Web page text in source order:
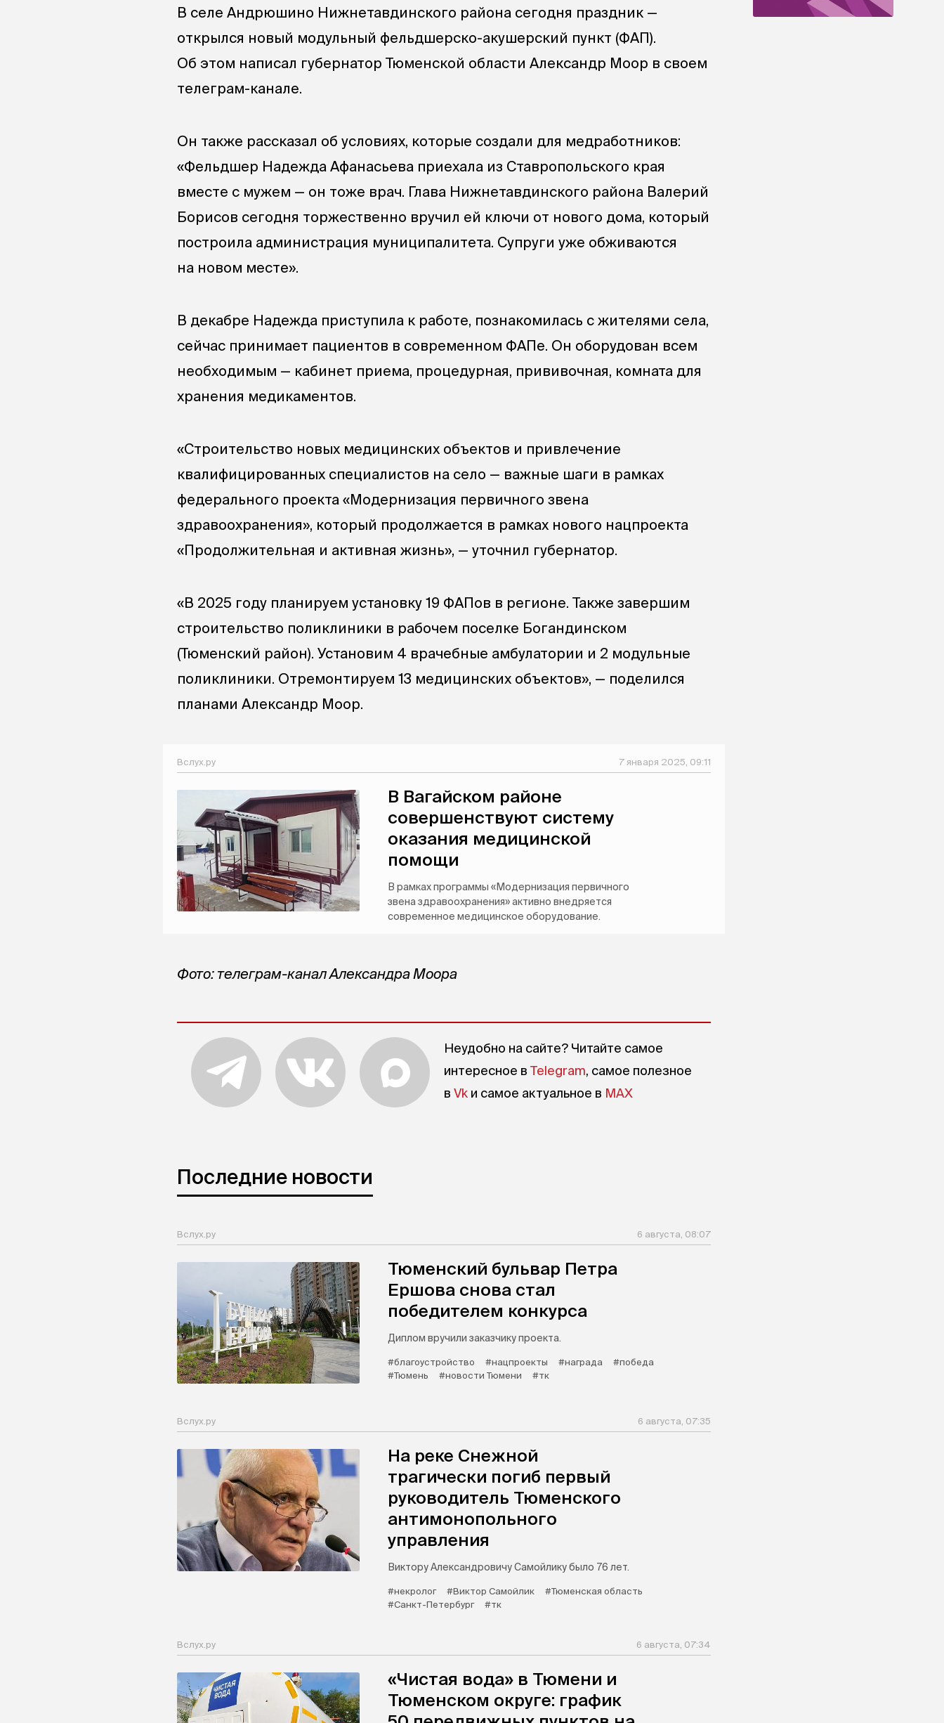
В селе Андрюшино Нижнетавдинского района сегодня праздник —
открылся новый модульный фельдшерско-акушерский пункт (ФАП).
Об этом написал губернатор Тюменской области Александр Моор в своем
телеграм-канале.
Он также рассказал об условиях, которые создали для медработников:
«Фельдшер Надежда Афанасьева приехала из Ставропольского края
вместе с мужем — он тоже врач. Глава Нижнетавдинского района Валерий
Борисов сегодня торжественно вручил ей ключи от нового дома, который
построила администрация муниципалитета. Супруги уже обживаются
на новом месте».
В декабре Надежда приступила к работе, познакомилась с жителями села,
сейчас принимает пациентов в современном ФАПе. Он оборудован всем
необходимым — кабинет приема, процедурная, прививочная, комната для
хранения медикаментов.
«Строительство новых медицинских объектов и привлечение
квалифицированных специалистов на село — важные шаги в рамках
федерального проекта «Модернизация первичного звена
здравоохранения», который продолжается в рамках нового нацпроекта
«Продолжительная и активная жизнь», — уточнил губернатор.
«В 2025 году планируем установку 19 ФАПов в регионе. Также завершим
строительство поликлиники в рабочем поселке Богандинском
(Тюменский район). Установим 4 врачебные амбулатории и 2 модульные
поликлиники. Отремонтируем 13 медицинских объектов», — поделился
планами Александр Моор.
Вслух.ру 7 января 2025, 09:11
В Вагайском районе
совершенствуют систему
оказания медицинской
помощи
В рамках программы «Модернизация первичного
звена здравоохранения» активно внедряется
современное медицинское оборудование.
Фото: телеграм-канал Александра Моора
Неудобно на сайте? Читайте самое
интересное в Telegram, самое полезное
в Vk и самое актуальное в MAX
Последние новости
Вслух.ру 6 августа, 08:07
Тюменский бульвар Петра
Ершова снова стал
победителем конкурса
Диплом вручили заказчику проекта.
#благоустройство #нацпроекты #награда
#победа
#Тюмень
#новости Тюмени #тк
Вслух.ру 6 августа, 07:35
На реке Снежной
трагически погиб первый
руководитель Тюменского
антимонопольного
управления
Виктору Александровичу Самойлику было 76 лет.
#некролог #Виктор Самойлик
#Тюменская область
#Санкт-Петербург
#тк
Вслух.ру 6 августа, 07:34
«Чистая вода» в Тюмени и
Тюменском округе: график